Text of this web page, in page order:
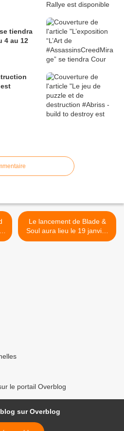
tiendra
4 au 12
Le lancement de Blade &
Soul aura lieu le 19 janvier
en Europe >
le portail Overblog
sur Overblog